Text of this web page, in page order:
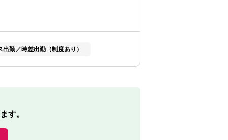
出勤／時差出勤（制度あり）
す。